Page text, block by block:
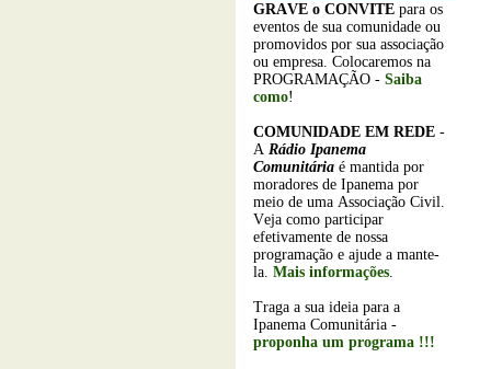
GRAVE o CONVITE para os
eventos de sua comunidade ou
promovidos por sua associação
ou empresa. Colocaremos na
PROGRAMAÇÃO - Saiba
como!
COMUNIDADE EM REDE -
A Rádio Ipanema
Comunitária é mantida por
moradores de Ipanema por
meio de uma Associação Civil.
Veja como participar
efetivamente de nossa
programação e ajude a mante-
la. Mais informações.
Traga a sua ideia para a
Ipanema Comunitária -
proponha um programa !!!